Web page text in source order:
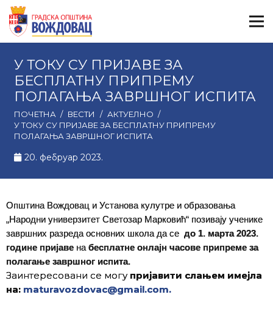
У ТОКУ СУ ПРИЈАВЕ ЗА
БЕСПЛАТНУ ПРИПРЕМУ
ПОЛАГАЊА ЗАВРШНОГ ИСПИТА
ПОЧЕТНА / ВЕСТИ / АКТУЕЛНО /
У ТОКУ СУ ПРИЈАВЕ ЗА БЕСПЛАТНУ ПРИПРЕМУ
ПОЛАГАЊА ЗАВРШНОГ ИСПИТА
20. фебруар 2023.
Општина Вождовац и Установа кулутре и образовања
„Народни универзитет Светозар Марковић“ позивају ученике
завршних разреда основних школа да се до 1. марта 2023.
године пријаве на бесплатне онлајн часове припреме за
полагање завршног испита.
Заинтересовани се могу пријавити слањем имејла
на: maturavozdovac@gmail.com.